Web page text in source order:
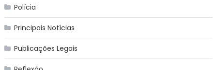
Polícia
Principais Notícias
Publicações Legais